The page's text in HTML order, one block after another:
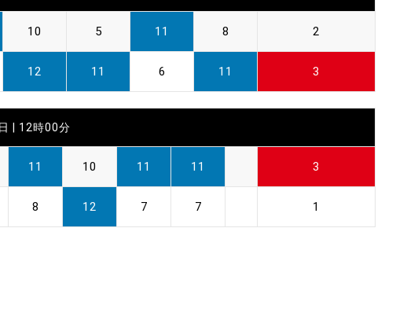
10 5 11 8 2
12 11 6 11 3
| 12時00分
11 10 11 11 3
8 12 7 7 1